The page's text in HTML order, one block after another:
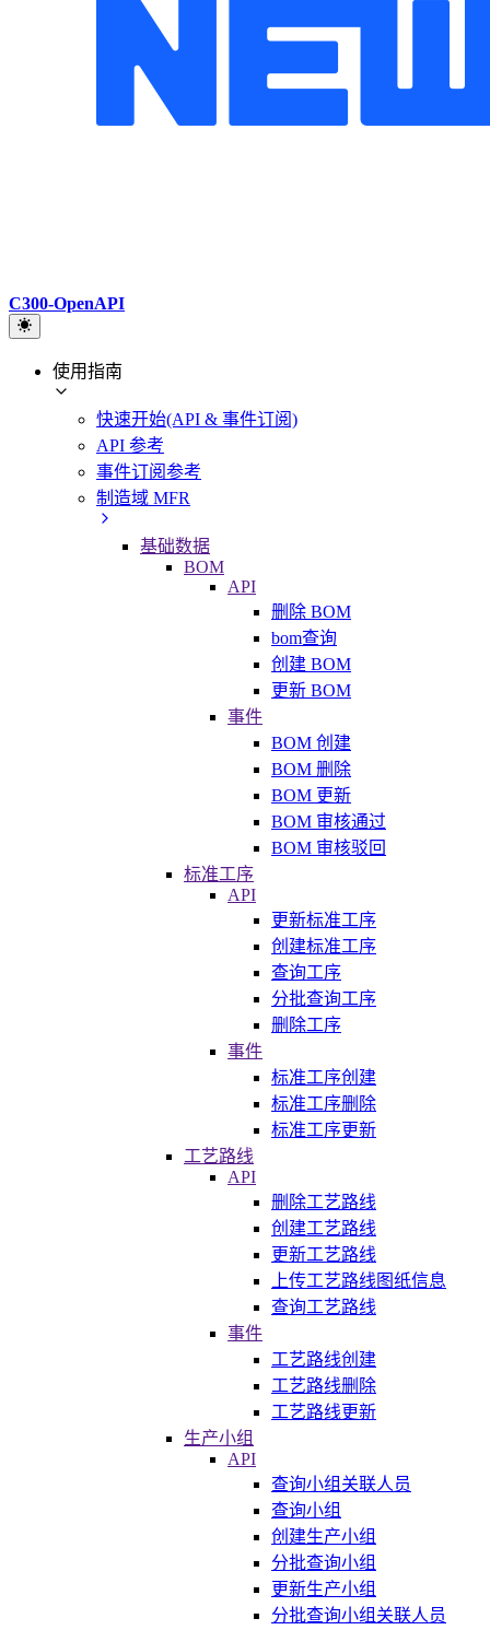
C300-OpenAPI
使用指南
快速开始(API & 事件订阅)
API 参考
事件订阅参考
制造域 MFR
基础数据
BOM
API
删除 BOM
bom查询
创建 BOM
更新 BOM
事件
BOM 创建
BOM 删除
BOM 更新
BOM 审核通过
BOM 审核驳回
标准工序
API
更新标准工序
创建标准工序
查询工序
分批查询工序
删除工序
事件
标准工序创建
标准工序删除
标准工序更新
工艺路线
API
删除工艺路线
创建工艺路线
更新工艺路线
上传工艺路线图纸信息
查询工艺路线
事件
工艺路线创建
工艺路线删除
工艺路线更新
生产小组
API
查询小组关联人员
查询小组
创建生产小组
分批查询小组
更新生产小组
分批查询小组关联人员